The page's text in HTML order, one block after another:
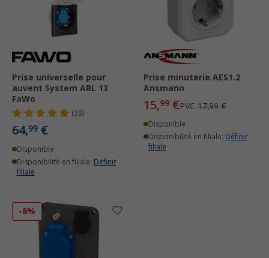
Prise universelle pour
auvent System ABL 13
FaWo
(39)
64,99 €
Disponible
Disponibilité en filiale: Définir
filiale
Prise minuterie AES1.2
Ansmann
15,99 €PVC 17,99 €
Disponible
Disponibilité en filiale: Définir
filiale
-8%